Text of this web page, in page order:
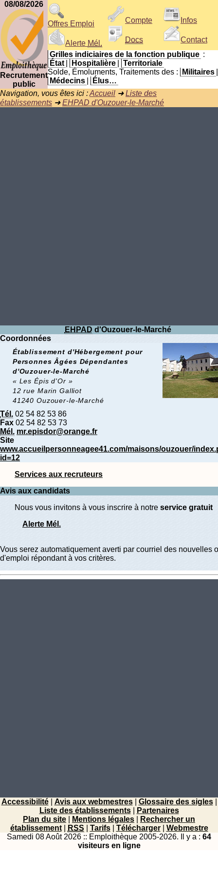
08/08/2026
Recrutement
public
Offres Emploi
Alerte Mél.
Compte
Docs
Infos
Contact
Grilles indiciaires de la fonction publique :
État
Hospitalière
Territoriale
Solde, Émoluments, Traitements des :
Militaires
Médecins
Élus…
Navigation, vous êtes ici :Accueil ➜Liste des
établissements ➜EHPAD d'Ouzouer-le-Marché
EHPAD d'Ouzouer-le-Marché
Coordonnées
Établissement d'Hébergement pour
Personnes Âgées Dépendantes
d'Ouzouer-le-Marché
« Les Épis d'Or »
12 rue Marin Galliot
41240 Ouzouer-le-Marché
Tél. 02 54 82 53 86
Fax 02 54 82 53 73
Mél. mr.episdor@orange.fr
Site
www.accueilpersonneagee41.com/maisons/ouzouer/
id=12
Services aux recruteurs
Avis aux candidats
Nous vous invitons à vous inscrire à notre service gratuit
Alerte Mél.
Vous serez automatiquement averti par courriel des nouvelles
d'emploi répondant à vos critères.
Accessibilité| Avis aux webmestres| Glossaire des sigles|
Liste des établissements|
Partenaires
Plan du site
Mentions légales
Rechercher un
établissement| RSS Tarifs| Télécharger| Webmestre
Samedi 08 Août 2026 :: Emploithèque 2005-2026. Il y a : 64
visiteurs en ligne